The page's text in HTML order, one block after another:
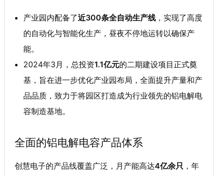
产业园内配备了近300条全自动生产线，实现了高度
的自动化与智能化生产，昼夜不停地运转以确保产
能。
2024年3月，总投资1.1亿元的二期建设项目正式奠
基，旨在进一步优化产业园布局，全面提升产量和产
品品质，致力于将园区打造成为行业领先的铝电解电
容制造基地。
全面的铝电解电容产品体系
创慧电子的产品线覆盖广泛，月产能高达4亿余只 ，年